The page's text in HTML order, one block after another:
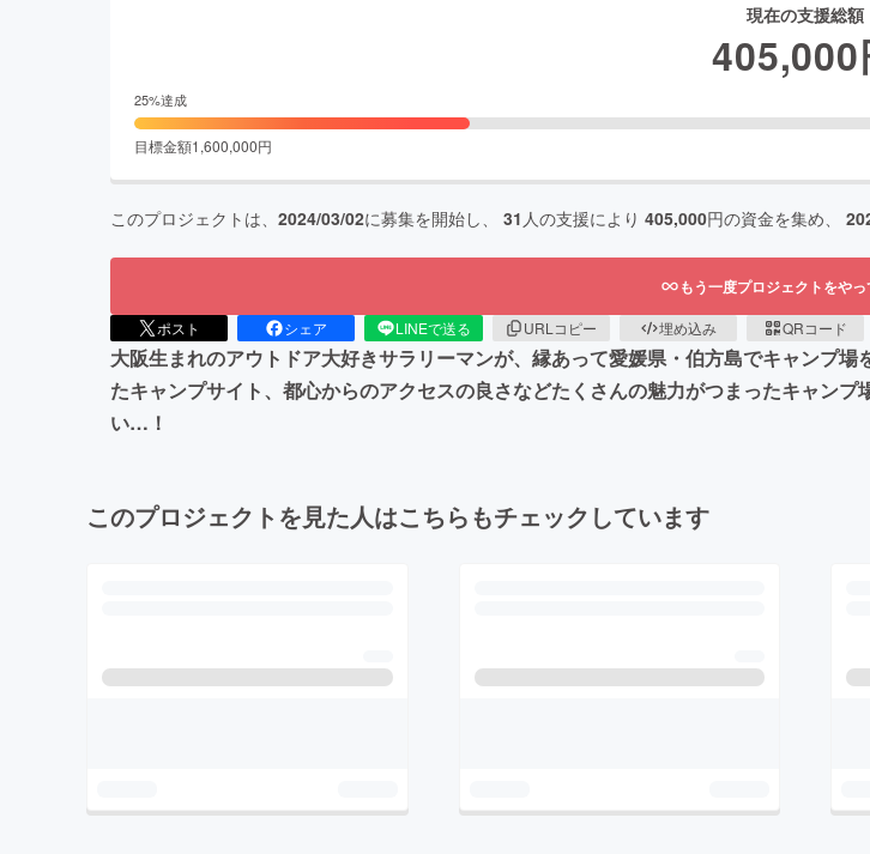
現在の支援総額
405,000
25%達成
目標金額1,600,000円
このプロジェクトは、 2024/03/02に募集を開始し、 31 人の支援により 405,000円の資金を集め、
もう一度プロジェクトをや
ポスト シェア LINEで送る URLコピー 埋め込み QRコード
大阪生まれのアウトドア大好きサラリーマンが、縁あって愛媛県・伯方島でキャンプ
たキャンプサイト、都心からのアクセスの良さなどたくさんの魅力がつまったキャン
い…！
このプロジェクトを見た人はこちらもチェックしています